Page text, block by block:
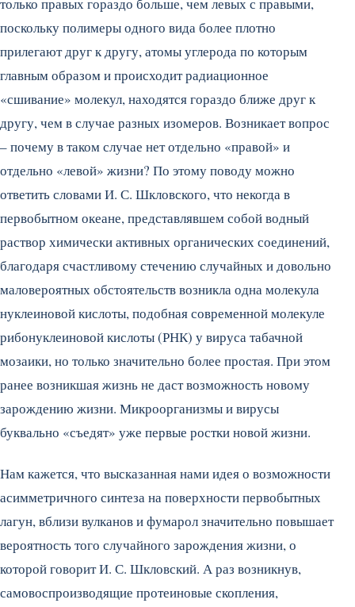
поскольку полимеры одного вида более плотно
прилегают друг к другу, атомы углерода по которым
главным образом и происходит радиационное
«сшивание» молекул, находятся гораздо ближе друг к
другу, чем в случае разных изомеров. Возникает вопрос
– почему в таком случае нет отдельно «правой» и
отдельно «левой» жизни? По этому поводу можно
ответить словами И. С. Шкловского, что некогда в
первобытном океане, представлявшем собой водный
раствор химически активных органических соединений,
благодаря счастливому стечению случайных и довольно
маловероятных обстоятельств возникла одна молекула
нуклеиновой кислоты, подобная современной молекуле
рибонуклеиновой кислоты (РНК) у вируса табачной
мозаики, но только значительно более простая. При этом
ранее возникшая жизнь не даст возможность новому
зарождению жизни. Микроорганизмы и вирусы
буквально «съедят» уже первые ростки новой жизни.
Нам кажется, что высказанная нами идея о возможности
асимметричного синтеза на поверхности первобытных
лагун, вблизи вулканов и фумарол значительно повышает
вероятность того случайного зарождения жизни, о
которой говорит И. С. Шкловский. А раз возникнув,
самовоспроизводящие протеиновые скопления,